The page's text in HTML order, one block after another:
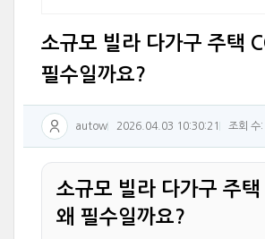
소규모 빌라 다가구 주택
필수일까요?
autow 2026.04.03 10:30:21 조회 수
소규모 빌라 다가구 주택
왜 필수일까요?